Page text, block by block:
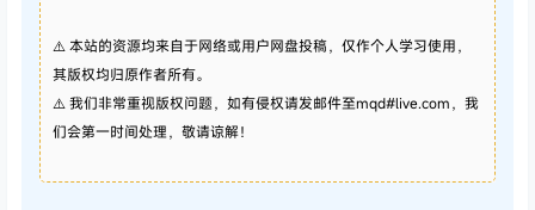
⚠️ 本站的资源均来自于网络或用户网盘投稿，仅作个人学习使用，
其版权均归原作者所有。
⚠️ 我们非常重视版权问题，如有侵权请发邮件至mqd#live.com，我
们会第一时间处理，敬请谅解！